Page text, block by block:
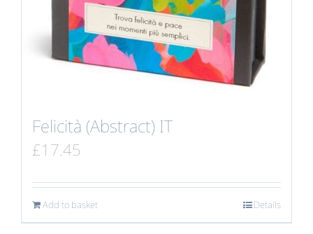
Felicità (Abstract) IT
£17.45
Add to basket Details